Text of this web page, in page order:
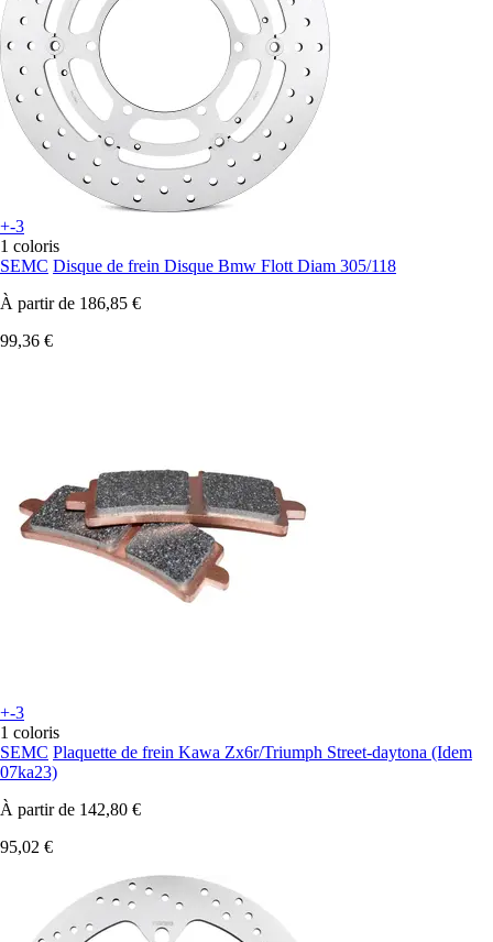
+-3
1 coloris
SEMC Disque de frein Disque Bmw Flott Diam 305/118
À partir de 186,85 €
99,36 €
+-3
1 coloris
SEMC Plaquette de frein Kawa Zx6r/Triumph Street-daytona (Idem
07ka23)
À partir de 142,80 €
95,02 €